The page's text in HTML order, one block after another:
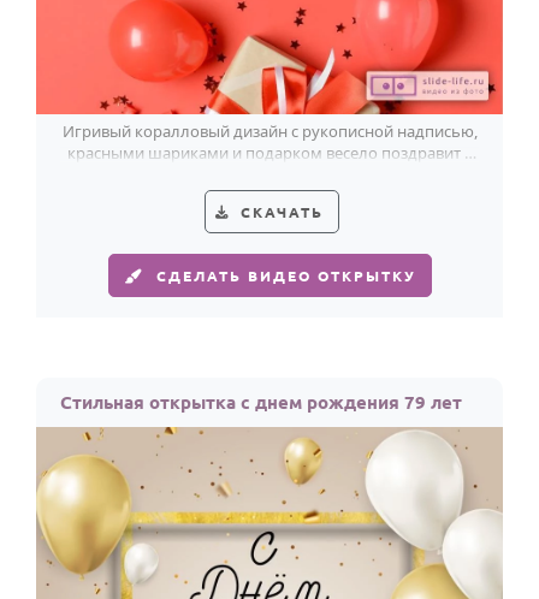
Игривый коралловый дизайн с рукописной надписью,
красными шариками и подарком весело поздравит с
СКАЧАТЬ
СДЕЛАТЬ ВИДЕО ОТКРЫТКУ
Стильная открытка с днем рождения 79 лет